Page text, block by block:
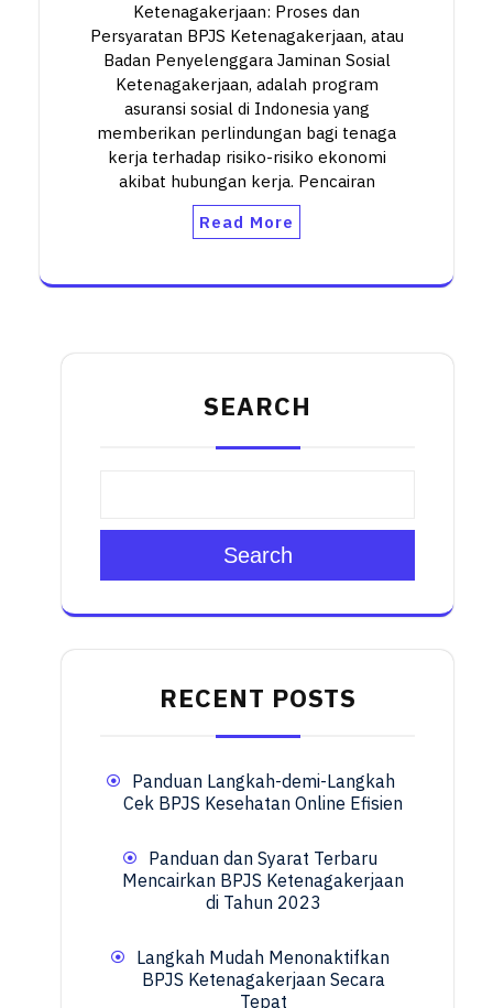
Ketenagakerjaan: Proses dan
Persyaratan BPJS Ketenagakerjaan, atau
Badan Penyelenggara Jaminan Sosial
Ketenagakerjaan, adalah program
asuransi sosial di Indonesia yang
memberikan perlindungan bagi tenaga
kerja terhadap risiko-risiko ekonomi
akibat hubungan kerja. Pencairan
Read More
SEARCH
Search
RECENT POSTS
Panduan Langkah-demi-Langkah
Cek BPJS Kesehatan Online Efisien
Panduan dan Syarat Terbaru
Mencairkan BPJS Ketenagakerjaan
di Tahun 2023
Langkah Mudah Menonaktifkan
BPJS Ketenagakerjaan Secara
Tepat